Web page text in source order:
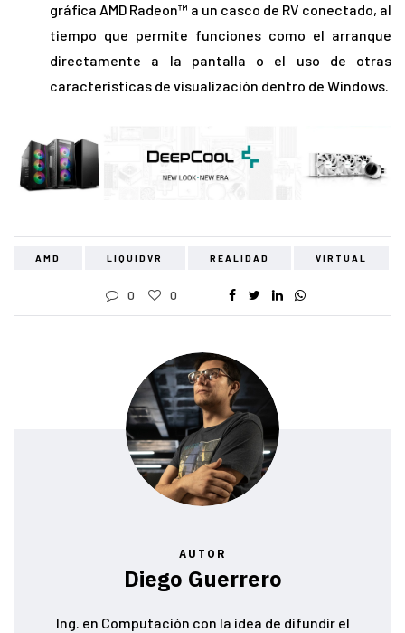
gráfica AMD Radeon™ a un casco de RV conectado, al
tiempo que permite funciones como el arranque
directamente a la pantalla o el uso de otras
características de visualización dentro de Windows.
AMD LIQUIDVR REALIDAD VIRTUAL
0 0
AUTOR
Diego Guerrero
Ing. en Computación con la idea de difundir el